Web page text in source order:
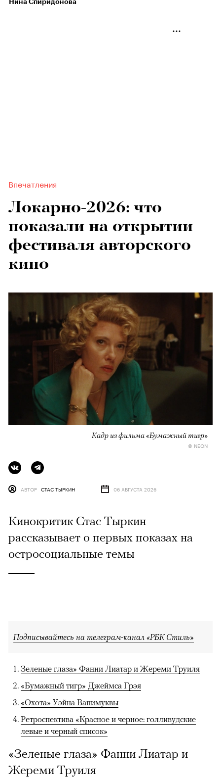
Нина Спиридонова
Впечатления
Локарно-2026: что
показали на открытии
фестиваля авторского
кино
Кадр из фильма «Бумажный тигр»
© NEON
АВТОР СТАС ТЫРКИН 06 АВГУСТА 2026
Кинокритик Стас Тыркин
рассказывает о первых показах на
остросоциальные темы
Подписывайтесь на телеграм-канал «РБК Стиль»
Зеленые глаза» Фанни Лиатар и Жереми Труиля
«Бумажный тигр» Джеймса Грэя
«Охота» Уэйна Вапимуквы
Ретроспектива «Красное и черное: голливудские
левые и черный список»
«Зеленые глаза» Фанни Лиатар и
Жереми Труиля